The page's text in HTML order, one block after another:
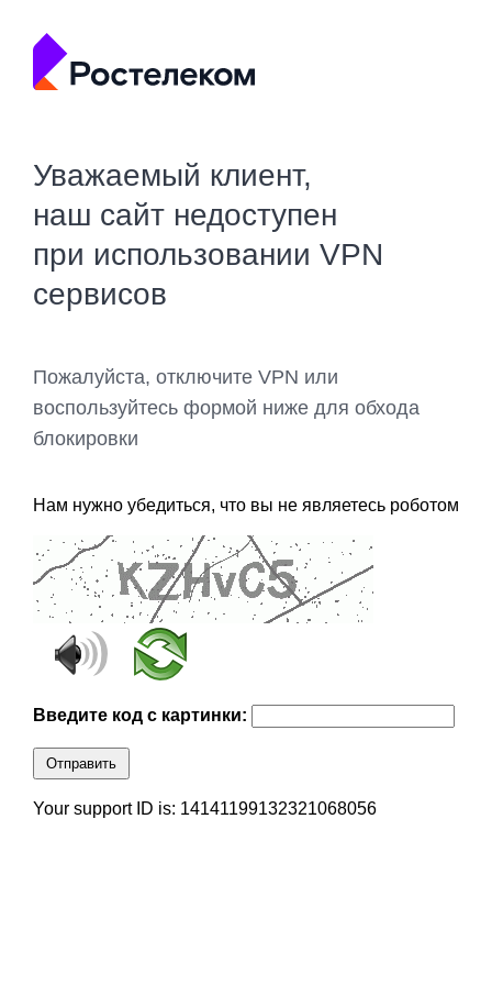
Уважаемый клиент,
наш сайт недоступен
при использовании VPN
сервисов
Пожалуйста, отключите VPN или
воспользуйтесь формой ниже для обхода
блокировки
Нам нужно убедиться, что вы не являетесь роботом
Введите код с картинки:
Отправить
Your support ID is: 14141199132321068056